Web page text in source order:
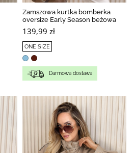
Zamszowa kurtka bomberka
oversize Early Season beżowa
139,99 zł
ONE SIZE
Darmowa dostawa